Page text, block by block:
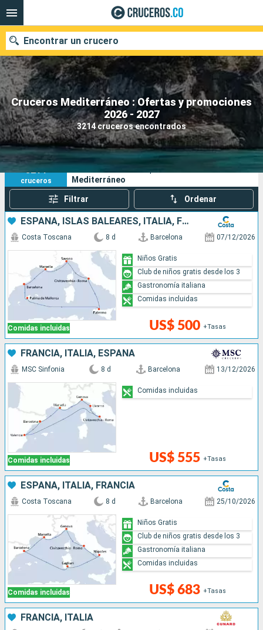
Cruceros Mediterráneo : Ofertas y promociones
2026 - 2027
3214 cruceros encontrados
Encontrar un crucero
Fecha de salida
Buscar
3214
cruceros
Mediterráneo
Filtrar Ordenar
ESPAÑA, ISLAS BALEARES, ITALIA, FRANCIA
Comidas incluidas
Costa Toscana 8 d Barcelona 07/12/2026
US$ 500 +Tasas
Niños Gratis
Club de niños gratis desde los 3
Gastronomía italiana
Comidas incluidas
FRANCIA, ITALIA, ESPAÑA
Comidas incluidas
MSC Sinfonia 8 d Barcelona 13/12/2026
US$ 555 +Tasas
Comidas incluidas
ESPAÑA, ITALIA, FRANCIA
Comidas incluidas
Costa Toscana 8 d Barcelona 25/10/2026
US$ 683 +Tasas
Niños Gratis
Club de niños gratis desde los 3
Gastronomía italiana
Comidas incluidas
FRANCIA, ITALIA